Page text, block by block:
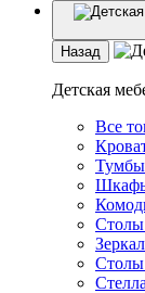
Назад
Детская
Все
Столы